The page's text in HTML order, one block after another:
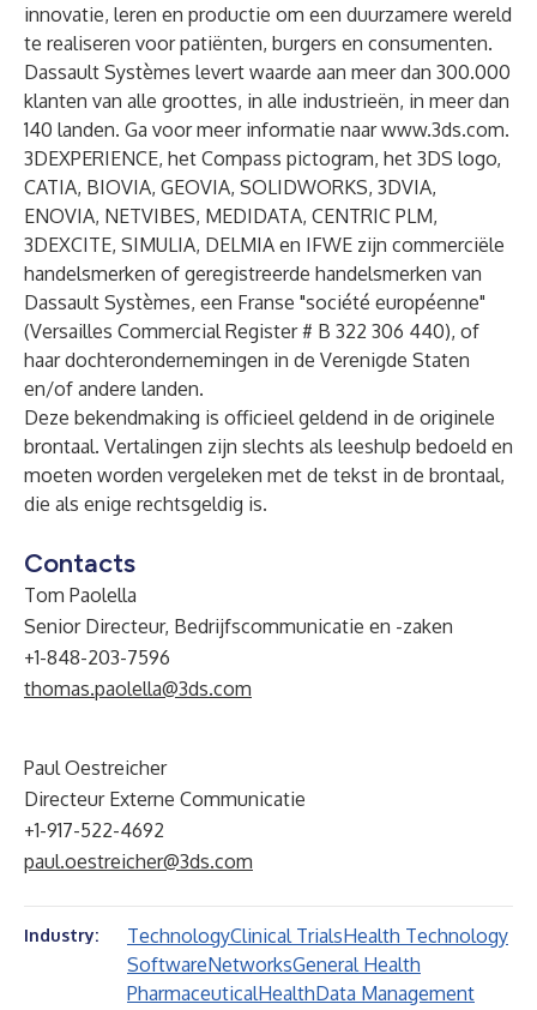
innovatie, leren en productie om een duurzamere wereld
te realiseren voor patiënten, burgers en consumenten.
Dassault Systèmes levert waarde aan meer dan 300.000
klanten van alle groottes, in alle industrieën, in meer dan
140 landen. Ga voor meer informatie naarwww.3ds.com.
3DEXPERIENCE, het Compass pictogram, het 3DS logo,
CATIA, BIOVIA, GEOVIA, SOLIDWORKS, 3DVIA,
ENOVIA, NETVIBES, MEDIDATA, CENTRIC PLM,
3DEXCITE, SIMULIA, DELMIA en IFWE zijn commerciële
handelsmerken of geregistreerde handelsmerken van
Dassault Systèmes, een Franse "société européenne"
(Versailles Commercial Register # B 322 306 440), of
haar dochterondernemingen in de Verenigde Staten
en/of andere landen.
Deze bekendmaking is officieel geldend in de originele
brontaal. Vertalingen zijn slechts als leeshulp bedoeld en
moeten worden vergeleken met de tekst in de brontaal,
die als enige rechtsgeldig is.
Contacts
Tom Paolella
Senior Directeur, Bedrijfscommunicatie en -zaken
+1-848-203-7596
thomas.paolella@3ds.com
Paul Oestreicher
Directeur Externe Communicatie
+1-917-522-4692
paul.oestreicher@3ds.com
Industry: TechnologyClinical TrialsHealth Technology
SoftwareNetworksGeneral Health
PharmaceuticalHealthData Management